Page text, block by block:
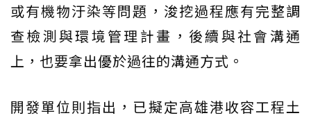
或有機物汙染等問題，浚挖過程應有完整調
查檢測與環境管理計畫，後續與社會溝通
上，也要拿出優於過往的溝通方式。
開發單位則指出，已擬定高雄港收容工程土